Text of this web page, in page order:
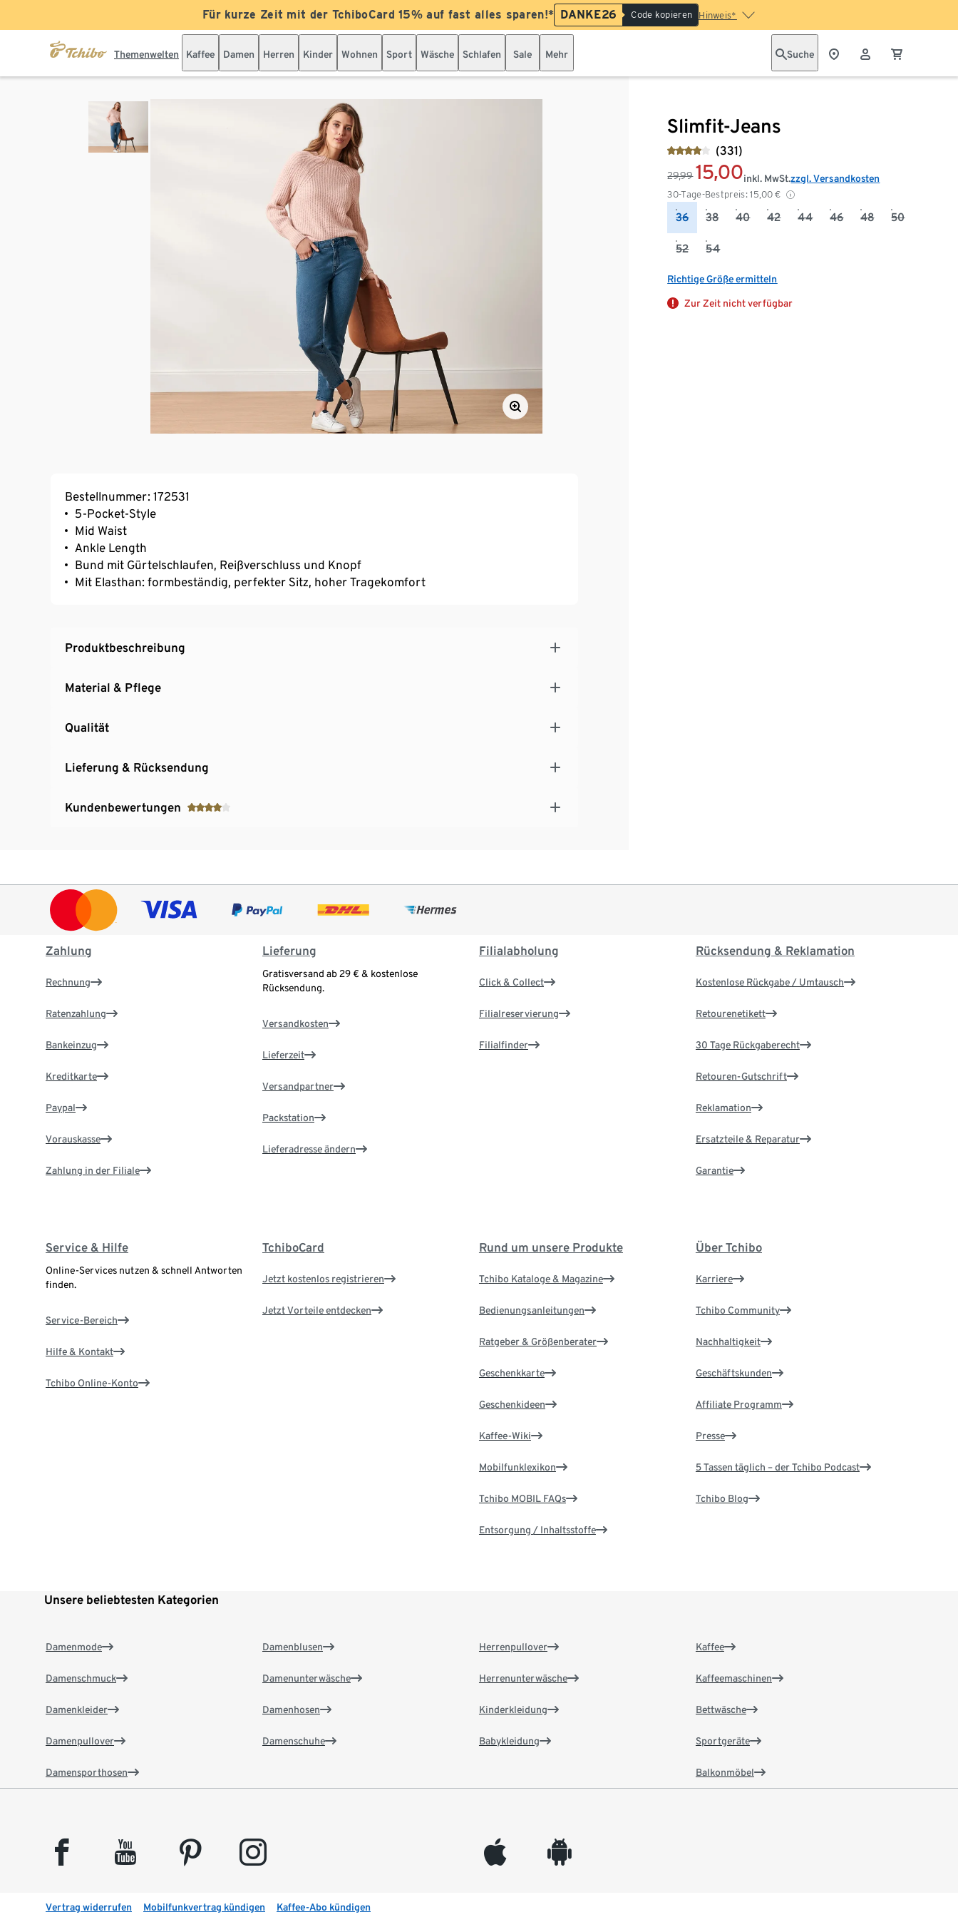
Für kurze Zeit mit der TchiboCard 15% auf fast alles sparen!* DANKE26 Code kopieren Hinweis*
Themenwelten Kaffee Damen Herren Kinder Wohnen Sport Wäsche Schlafen Sale Mehr Suche
Slimfit-Jeans
(331)
29,99 15,00
30-Tage-Bestpreis: 15,00 €
inkl. MwSt.zzgl. Versandkosten
36 38 40 42 44 46 48 50
52 54
Richtige Größe ermitteln
Zur Zeit nicht verfügbar
Bestellnummer: 172531
5-Pocket-Style
Mid Waist
Ankle Length
Bund mit Gürtelschlaufen, Reißverschluss und Knopf
Mit Elasthan: formbeständig, perfekter Sitz, hoher Tragekomfort
Produktbeschreibung
Material & Pflege
Qualität
Lieferung & Rücksendung
Kundenbewertungen
Zahlung
Rechnung
Ratenzahlung
Bankeinzug
Kreditkarte
Paypal
Vorauskasse
Zahlung in der Filiale
Lieferung
Gratisversand ab 29 € & kostenlose
Rücksendung.
Versandkosten
Lieferzeit
Versandpartner
Packstation
Lieferadresse ändern
Filialabholung
Click & Collect
Filialreservierung
Filialfinder
Rücksendung & Reklamation
Kostenlose Rückgabe / Umtausch
Retourenetikett
30 Tage Rückgaberecht
Retouren-Gutschrift
Reklamation
Ersatzteile & Reparatur
Garantie
Service & Hilfe
Online-Services nutzen & schnell Antworten
finden.
Service-Bereich
Hilfe & Kontakt
Tchibo Online-Konto
TchiboCard
Jetzt kostenlos registrieren
Jetzt Vorteile entdecken
Rund um unsere Produkte
Tchibo Kataloge & Magazine
Bedienungsanleitungen
Ratgeber & Größenberater
Geschenkkarte
Geschenkideen
Kaffee-Wiki
Mobilfunklexikon
Tchibo MOBIL FAQs
Entsorgung / Inhaltsstoffe
Über Tchibo
Karriere
Tchibo Community
Nachhaltigkeit
Geschäftskunden
Affiliate Programm
Presse
5 Tassen täglich – der Tchibo Podcast
Tchibo Blog
Unsere beliebtesten Kategorien
Damenmode
Damenschmuck
Damenkleider
Damenpullover
Damensporthosen
Damenblusen
Damenunterwäsche
Damenhosen
Damenschuhe
Herrenpullover
Herrenunterwäsche
Kinderkleidung
Babykleidung
Kaffee
Kaffeemaschinen
Bettwäsche
Sportgeräte
Balkonmöbel
facebook youtube pinterest instagram appleinc android
Vertrag widerrufen Mobilfunkvertrag kündigen Kaffee-Abo kündigen